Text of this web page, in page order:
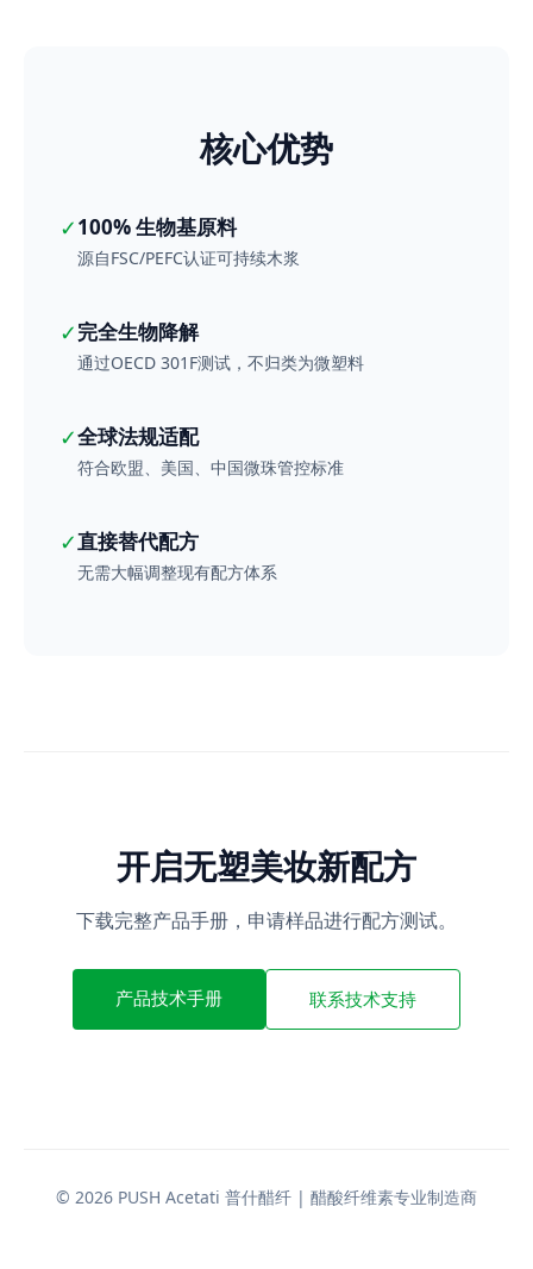
核心优势
✓100% 生物基原料
源自FSC/PEFC认证可持续木浆
✓完全生物降解
通过OECD 301F测试，不归类为微塑料
✓全球法规适配
符合欧盟、美国、中国微珠管控标准
✓直接替代配方
无需大幅调整现有配方体系
开启无塑美妆新配方
下载完整产品手册，申请样品进行配方测试。
产品技术手册 联系技术支持
© 2026 PUSH Acetati 普什醋纤 | 醋酸纤维素专业制造商